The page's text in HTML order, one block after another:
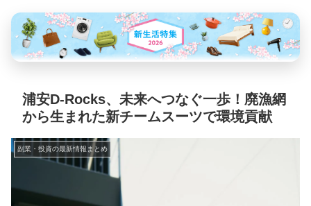
浦安D-Rocks、未来へつなぐ一歩！廃漁網
から生まれた新チームスーツで環境貢献
副業・投資の最新情報まとめ